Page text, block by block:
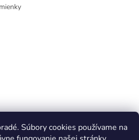
Súbory cookies používame na